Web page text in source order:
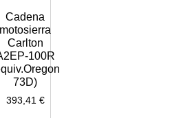
Cadena
motosierra
Carlton
100R
73D)
393,41 €